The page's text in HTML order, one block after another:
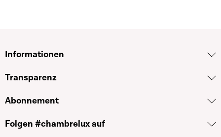
Informationen
Transparenz
Abonnement
Folgen #chambrelux auf